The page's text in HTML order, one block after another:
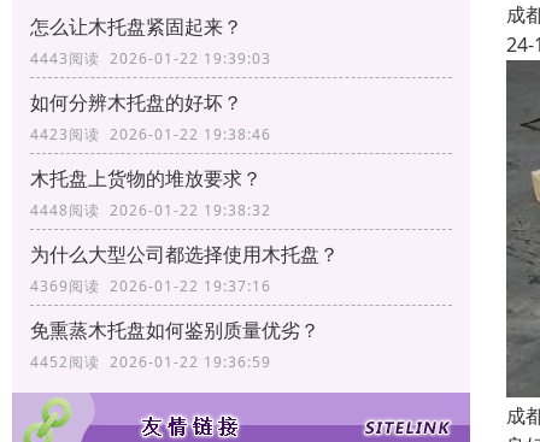
怎么让木托盘紧固起来？
4443阅读 2026-01-22 19:39:03
如何分辨木托盘的好坏？
4423阅读 2026-01-22 19:38:46
木托盘上货物的堆放要求？
4448阅读 2026-01-22 19:38:32
为什么大型公司都选择使用木托盘？
4369阅读 2026-01-22 19:37:16
免熏蒸木托盘如何鉴别质量优劣？
4452阅读 2026-01-22 19:36:59
成
24-
成